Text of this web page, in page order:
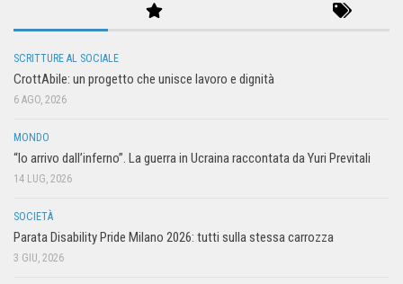
SCRITTURE AL SOCIALE
CrottAbile: un progetto che unisce lavoro e dignità
6 AGO, 2026
MONDO
“Io arrivo dall’inferno”. La guerra in Ucraina raccontata da Yuri Previtali
14 LUG, 2026
SOCIETÀ
Parata Disability Pride Milano 2026: tutti sulla stessa carrozza
3 GIU, 2026